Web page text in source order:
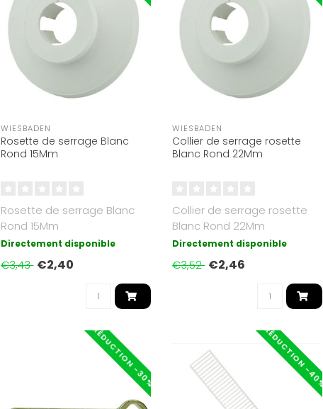
WIESBADEN
Rosette de serrage Blanc
Rond 15Mm
Rosette de serrage Blanc
Rond 15Mm
Directement disponible
€3,43 €2,40
WIESBADEN
Collier de serrage rosette
Blanc Rond 22Mm
Collier de serrage rosette
Blanc Rond 22Mm
Directement disponible
€3,52 €2,46
RÉDUCTION -30% RÉDUCTION -40%